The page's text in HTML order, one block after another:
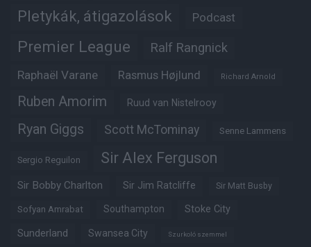
Pletykák, átigazolások Podcast
Premier League Ralf Rangnick
Raphaël Varane Rasmus Højlund Richard Arnold
Ruben Amorim Ruud van Nistelrooy
Ryan Giggs Scott McTominay Senne Lammens
Sergio Reguilon Sir Alex Ferguson
Sir Bobby Charlton Sir Jim Ratcliffe Sir Matt Busby
Sofyan Amrabat Southampton Stoke City
Sunderland Swansea City Szurkoló szemmel